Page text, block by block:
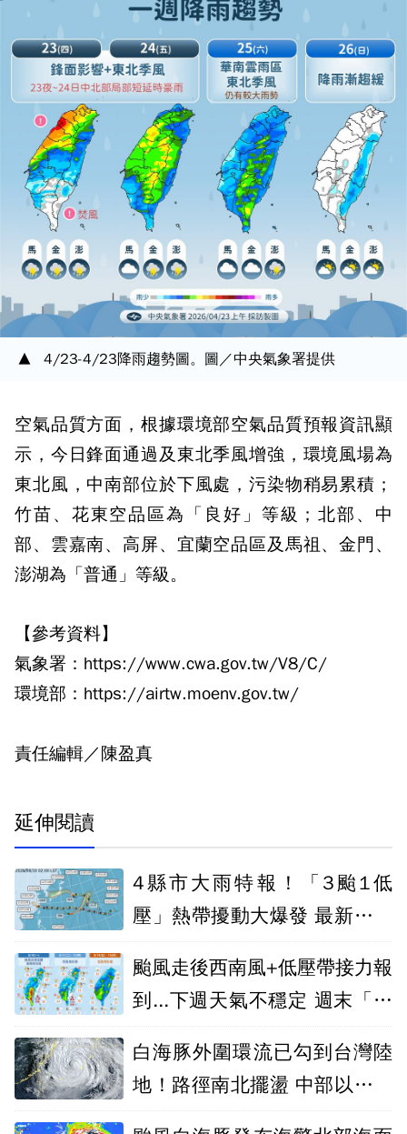
4/23-4/23降雨趨勢圖。圖／中央氣象署提供
空氣品質方面，根據環境部空氣品質預報資訊顯
示，今日鋒面通過及東北季風增強，環境風場為
東北風，中南部位於下風處，污染物稍易累積；
竹苗、花東空品區為「良好」等級；北部、中
部、雲嘉南、高屏、宜蘭空品區及馬祖、金門、
澎湖為「普通」等級。
【參考資料】
氣象署：https://www.cwa.gov.tw/V8/C/
環境部：https://airtw.moenv.gov.tw/
責任編輯／陳盈真
延伸閱讀
4縣市大雨特報！「3颱1低
壓」熱帶擾動大爆發 最新動態
颱風走後西南風+低壓帶接力報
到...下週天氣不穩定 週末「全
白海豚外圍環流已勾到台灣陸
地！路徑南北擺盪 中部以北豪